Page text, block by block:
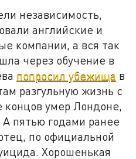
независимость,
английские и
компании, а вся так
через обучение в
попросил убежища в
разгульную жизнь с
концов умер Лондоне,
пятью годами ранее
по официальной
Хорошенькая